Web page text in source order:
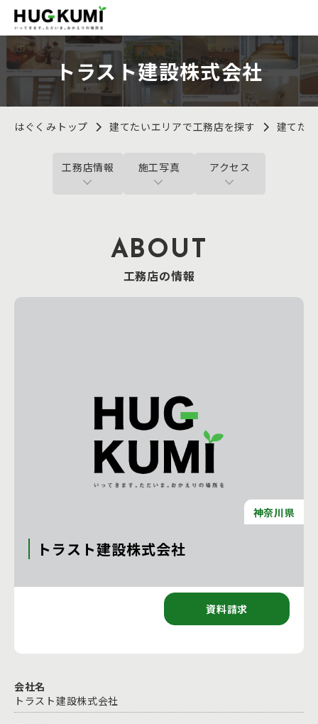
トラスト建設株式会社
はぐくみトップ 建てたいエリアで工務店を探す 建てた
工務店情報 施工写真 アクセス
ABOUT
工務店の情報
神奈川県
トラスト建設株式会社
資料請求
会社名
トラスト建設株式会社